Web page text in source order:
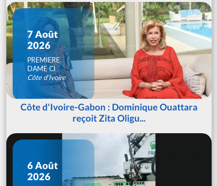
7 Août
2026
PREMIERE
DAME CI
Côte d'Ivoire
Côte d'Ivoire-Gabon : Dominique Ouattara
reçoit Zita Oligu...
6 Août
2026